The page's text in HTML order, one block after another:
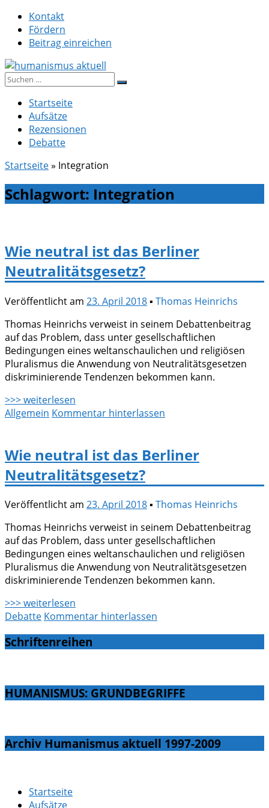
Zum
Inhalt
springen
Kontakt
Fördern
Beitrag einreichen
humanismus aktuell
Suche
Startseite
Aufsätze
Rezensionen
Debatte
Startseite» Integration
Schlagwort: Integration
Wie neutral ist das Berliner
Neutralitätsgesetz?
Veröffentlicht am 23. April 2018▪ Thomas Heinrichs
Thomas Heinrichs verweist in seinem Debattenbeitrag
auf das Problem, dass unter gesellschaftlichen
Bedingungen eines weltanschaulichen und religiösen
Pluralismus die Anwendung von Neutralitätsgesetzen
diskriminierende Tendenzen bekommen kann.
>>> weiterlesen
Allgemein Kommentar hinterlassen
Wie neutral ist das Berliner
Neutralitätsgesetz?
Veröffentlicht am 23. April 2018▪ Thomas Heinrichs
Thomas Heinrichs verweist in seinem Debattenbeitrag
auf das Problem, dass unter gesellschaftlichen
Bedingungen eines weltanschaulichen und religiösen
Pluralismus die Anwendung von Neutralitätsgesetzen
diskriminierende Tendenzen bekommen kann.
>>> weiterlesen
Debatte Kommentar hinterlassen
Schriftenreihen
HUMANISMUS: GRUNDBEGRIFFE
Archiv Humanismus aktuell 1997-2009
Startseite
Aufsätze